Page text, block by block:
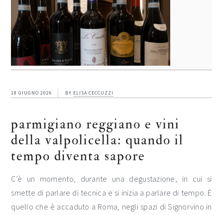
18 GIUGNO 2026 BY ELISA CECCUZZI
parmigiano reggiano e vini
della valpolicella: quando il
tempo diventa sapore
C’è un momento, durante una degustazione, in cui si
smette di parlare di tecnica e si inizia a parlare di tempo. È
quello che è accaduto a Roma, negli spazi di Signorvino in